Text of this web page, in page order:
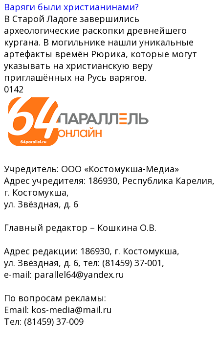
Варяги были христианинами?
В Старой Ладоге завершились
археологические раскопки древнейшего
кургана. В могильнике нашли уникальные
артефакты времён Рюрика, которые могут
указывать на христианскую веру
приглашённых на Русь варягов.
0142
Учредитель: ООО «Костомукша-Медиа»
Адрес учредителя: 186930, Республика Карелия,
г. Костомукша,
ул. Звёздная, д. 6
Главный редактор – Кошкина О.В.
Адрес редакции: 186930, г. Костомукша,
ул. Звёздная, д. 6, тел: (81459) 37-001,
e-mail: parallel64@yandex.ru
По вопросам рекламы:
Email: kos-media@mail.ru
Тел: (81459) 37-009